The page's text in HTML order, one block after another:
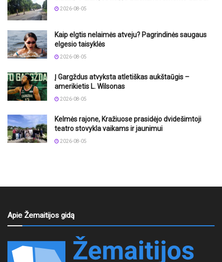
2026-08-05
Kaip elgtis nelaimės atveju? Pagrindinės saugaus
elgesio taisyklės
2026-08-05
Į Gargždus atvyksta atletiškas aukštaūgis –
amerikietis L. Wilsonas
2026-08-05
Kelmės rajone, Kražiuose prasidėjo dvidešimtoji
teatro stovykla vaikams ir jaunimui
2026-08-05
Apie Žemaitijos gidą